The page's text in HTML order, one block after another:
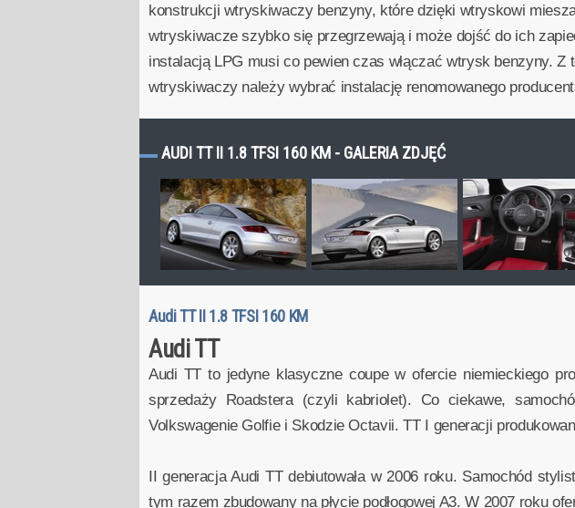
konstrukcji wtryskiwaczy benzyny, które dzięki wtryskowi
wtryskiwacze szybko się przegrzewają i może dojść do ich
instalacją LPG musi co pewien czas włączać wtrysk benzyny.
wtryskiwaczy należy wybrać instalację renomowanego
AUDI TT II 1.8 TFSI 160 KM - GALERIA ZDJĘĆ
Audi TT II 1.8 TFSI 160 KM
Audi TT
Audi TT to jedyne klasyczne coupe w ofercie niemieckiego
sprzedaży Roadstera (czyli kabriolet). Co ciekawe,
Volkswagenie Golfie i Skodzie Octavii. TT I generacji
II generacja Audi TT debiutowała w 2006 roku. Samochód
tym razem zbudowany na płycie podłogowej A3. W 2007 roku